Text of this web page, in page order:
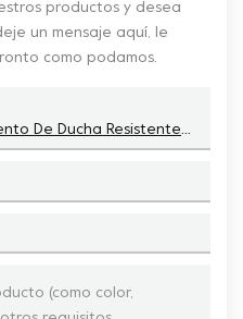
productos y desea
un mensaje aquí, le
como podamos.
Superficie Lisa Práctico Asiento De Ducha Resistente Y Plegable